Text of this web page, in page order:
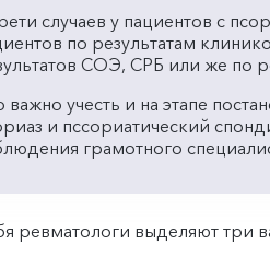
случаев у пациентов с
по результатам
СОЭ, СРБ или же по
важно учесть и на этапе
и пссориатический
грамотного
ревматологи выделяют три